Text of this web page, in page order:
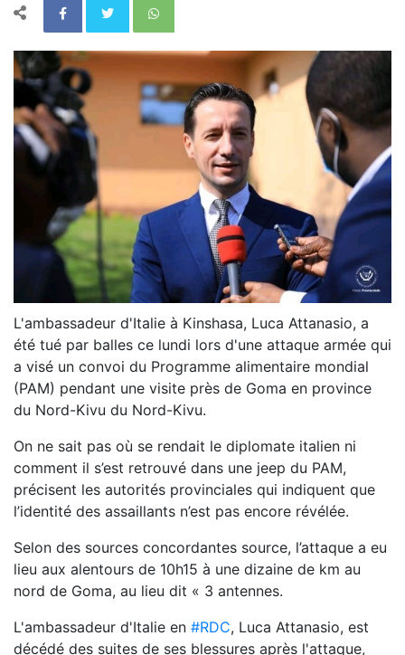
L'ambassadeur d'Italie à Kinshasa, Luca Attanasio, a
été tué par balles ce lundi lors d'une attaque armée qui
a visé un convoi du Programme alimentaire mondial
(PAM) pendant une visite près de Goma en province
du Nord-Kivu du Nord-Kivu.
On ne sait pas où se rendait le diplomate italien ni
comment il s’est retrouvé dans une jeep du PAM,
précisent les autorités provinciales qui indiquent que
l’identité des assaillants n’est pas encore révélée.
Selon des sources concordantes source, l’attaque a eu
lieu aux alentours de 10h15 à une dizaine de km au
nord de Goma, au lieu dit « 3 antennes.
L'ambassadeur d'Italie en #RDC, Luca Attanasio, est
décédé des suites de ses blessures après l'attaque,